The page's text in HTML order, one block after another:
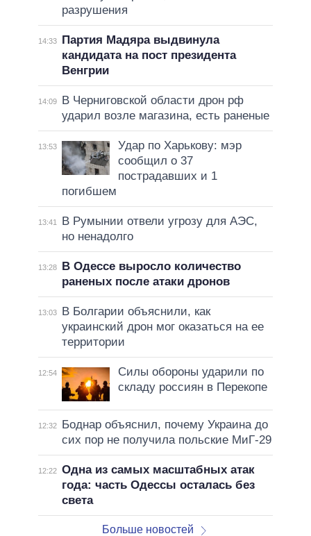
разрушения
14:33
Партия Мадяра выдвинула
кандидата на пост президента
Венгрии
14:09
В Черниговской области дрон рф
ударил возле магазина, есть раненые
13:53
Удар по Харькову: мэр
сообщил о 37
пострадавших и 1
погибшем
13:41
В Румынии отвели угрозу для АЭС,
но ненадолго
13:28
В Одессе выросло количество
раненых после атаки дронов
13:03
В Болгарии объяснили, как
украинский дрон мог оказаться на ее
территории
12:54
Силы обороны ударили по
складу россиян в Перекопе
12:32
Боднар объяснил, почему Украина до
сих пор не получила польские МиГ-29
12:22 Одна из самых масштабных атак
года: часть Одессы осталась без
света
Больше новостей